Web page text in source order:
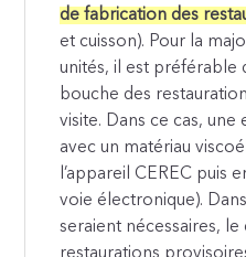
de fabrication des
et cuisson). Pour la
unités, il est préférable
bouche des
visite. Dans ce cas,
avec un matériau
l’appareil CEREC puis
voie électronique).
seraient nécessaires,